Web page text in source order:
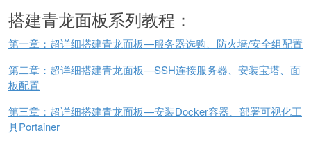
搭建青龙面板系列教程：
第一章：超详细搭建青龙面板—服务器选购、防火墙/安全组配置
第二章：超详细搭建青龙面板—SSH连接服务器、安装宝塔、面
板配置
第三章：超详细搭建青龙面板—安装Docker容器、部署可视化工
具Portainer